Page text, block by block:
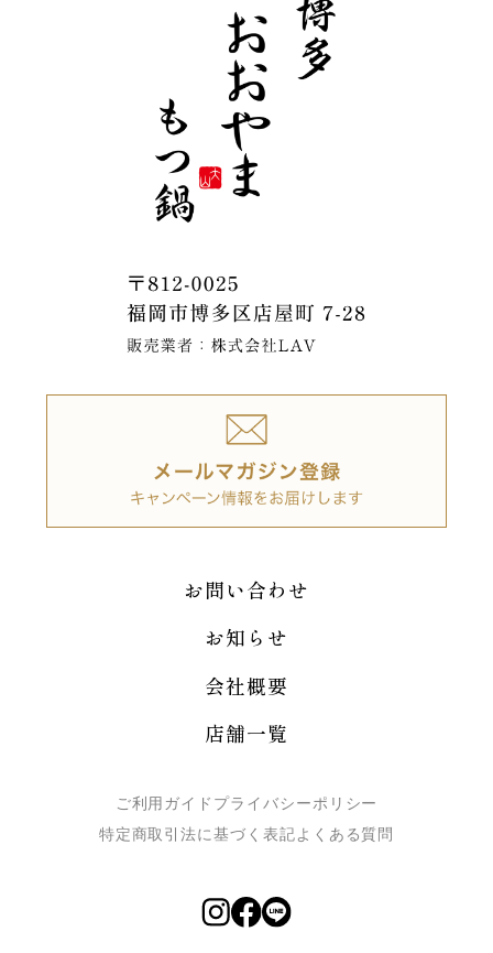
お問い合わせ
お知らせ
会社概要
店舗一覧
ご利用ガイド プライバシーポリシー
特定商取引法に基づく表記よくある質問